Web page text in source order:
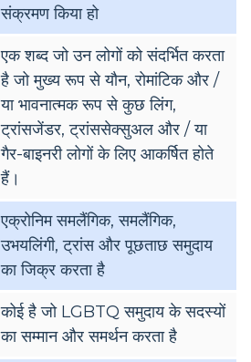
संक्रमण किया हो
एक शब्द जो उन लोगों को संदर्भित करता
है जो मुख्य रूप से यौन, रोमांटिक और /
या भावनात्मक रूप से कुछ लिंग,
ट्रांसजेंडर, ट्रांससेक्सुअल और / या
गैर-बाइनरी लोगों के लिए आकर्षित होते
हैं।
एक्रोनिम समलैंगिक, समलैंगिक,
उभयलिंगी, ट्रांस और पूछताछ समुदाय
का जिक्र करता है
कोई है जो LGBTQ समुदाय के सदस्यों
का सम्मान और समर्थन करता है